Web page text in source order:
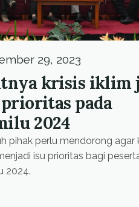
29, 2023
krisis iklim
pada
2024
pihak perlu mendorong agar
isu prioritas bagi
2024.